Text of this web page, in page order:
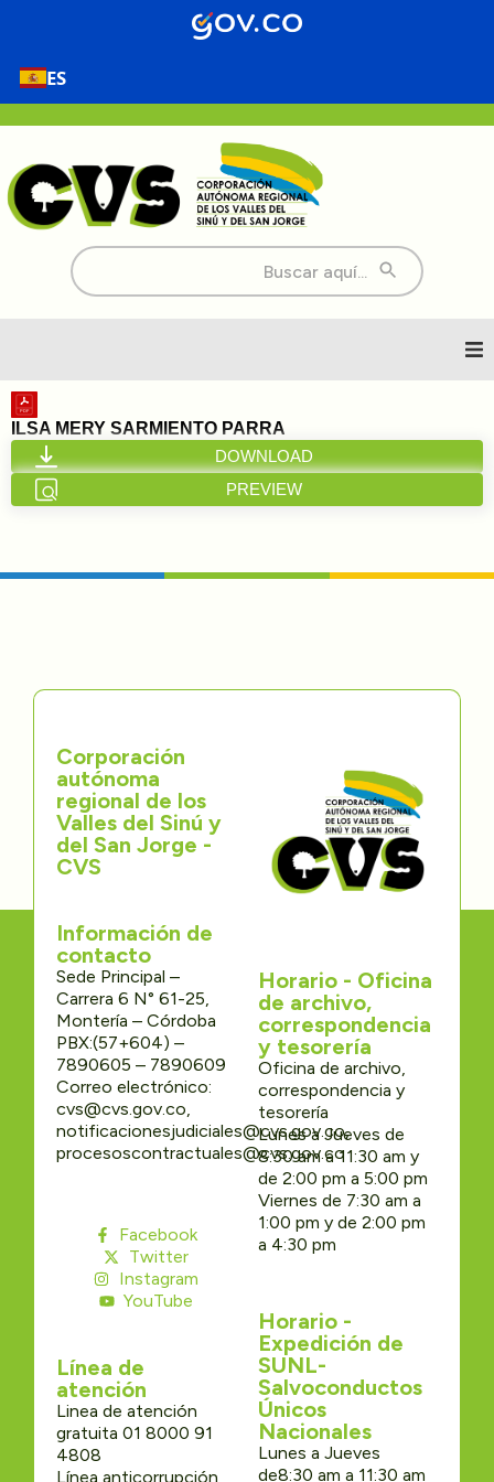
ES
Buscar:
Inicio
Nosotros
Transparencia
Participa
Trámites y Servicios
Contáctenos
ILSA MERY SARMIENTO PARRA
DOWNLOAD
PREVIEW
Corporación
autónoma
regional de los
Valles del Sinú y
del San Jorge -
CVS
Información de
contacto
Sede Principal –
Carrera 6 N° 61-25,
Montería – Córdoba
PBX:(57+604) –
7890605 – 7890609
Correo electrónico:
cvs@cvs.gov.co,
notificacionesjudiciales@cvs.gov.co,
procesoscontractuales@cvs.gov.co
Facebook
Twitter
Instagram
YouTube
Línea de
atención
Linea de atención
gratuita 01 8000 91
4808
Línea anticorrupción
Horario - Oficina
de archivo,
correspondencia
y tesorería
Oficina de archivo,
correspondencia y
tesorería
Lunes a Jueves de
8:30 am a 11:30 am y
de 2:00 pm a 5:00 pm
Viernes de 7:30 am a
1:00 pm y de 2:00 pm
a 4:30 pm
Horario -
Expedición de
SUNL-
Salvoconductos
Únicos
Nacionales
Lunes a Jueves
de8:30 am a 11:30 am